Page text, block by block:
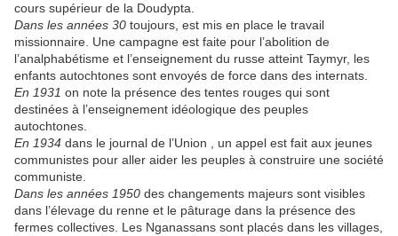
cours supérieur de la Doudypta.
Dans les années 30 toujours, est mis en place le travail
missionnaire. Une campagne est faite pour l’abolition de
l’analphabétisme et l’enseignement du russe atteint Taymyr, les
enfants autochtones sont envoyés de force dans des internats.
En 1931 on note la présence des tentes rouges qui sont
destinées à l’enseignement idéologique des peuples
autochtones.
En 1934 dans le journal de l’Union , un appel est fait aux jeunes
communistes pour aller aider les peuples à construire une société
communiste.
Dans les années 1950 des changements majeurs sont visibles
dans l’élevage du renne et le pâturage dans la présence des
fermes collectives. Les Nganassans sont placés dans les villages,